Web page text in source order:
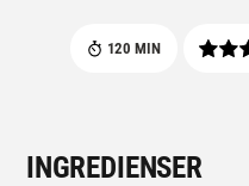
120 MIN
INGREDIENSER